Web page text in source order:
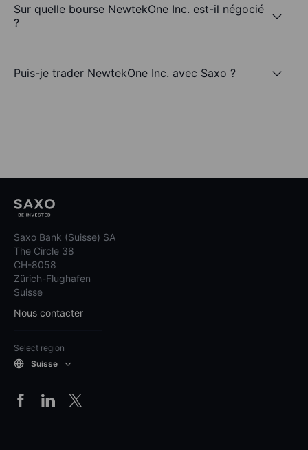
Sur quelle bourse NewtekOne Inc. est-il négocié
?
Puis-je trader NewtekOne Inc. avec Saxo ?
Saxo Bank (Suisse) SA
The Circle 38
CH-8058
Zürich-Flughafen
Suisse
Nous contacter
Select region
Suisse